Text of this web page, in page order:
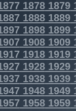
18781879
18881889
18981899
19081909
19181919
19281929
19381939
19481949
19581959